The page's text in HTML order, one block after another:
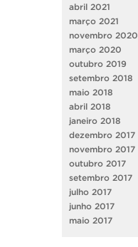
abril 2021
março 2021
novembro 2020
março 2020
outubro 2019
setembro 2018
maio 2018
abril 2018
janeiro 2018
dezembro 2017
novembro 2017
outubro 2017
setembro 2017
julho 2017
junho 2017
maio 2017